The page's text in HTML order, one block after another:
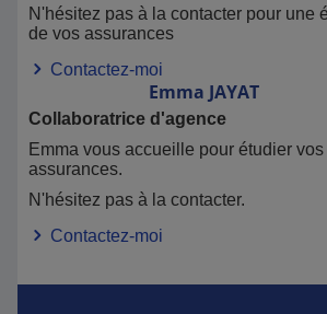
N'hésitez pas à la contacter pour une
de vos assurances
Contactez-moi
Emma JAYAT
Collaboratrice d'agence
Emma vous accueille pour étudier
assurances.
N'hésitez pas à la contacter.
Contactez-moi